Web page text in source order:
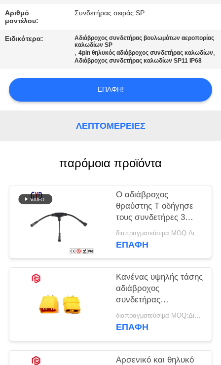
Αριθμό
μοντέλου:
Συνδετήρας σειράς SP
Ειδικότερα:
Αδιάβροχος συνδετήρας βουλωμάτων αεροπορίας
καλωδίων SP
,4pin θηλυκός αδιάβροχος συνδετήρας καλωδίων,
Αδιάβροχος συνδετήρας καλωδίων SP11 IP68
ΕΠΑΦΉ!
ΛΕΠΤΟΜΈΡΕΙΕΣ
παρόμοια προϊόντα
Ο αδιάβροχος
θραύστης Τ οδήγησε
τους συνδετήρες 3
καλωδίων
φορμαρισμένος
διαπραγματεύσιμα MOQ:Διαπραγματεύσιμος
ΕΠΑΦΉ
Κανένας υψηλής τάσης
αδιάβροχος
συνδετήρας
βουλωμάτων
συνδετήρων Τ
διαπραγματεύσιμα MOQ:Διαπραγματεύσιμος
ΕΠΑΦΉ
Αρσενικό και θηλυκό